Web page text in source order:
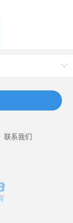
联系我们